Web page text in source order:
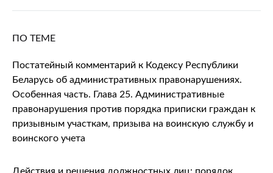
ПО ТЕМЕ
Постатейный комментарий к Кодексу Республики
Беларусь об административных правонарушениях.
Особенная часть. Глава 25. Административные
правонарушения против порядка приписки граждан к
призывным участкам, призыва на воинскую службу и
воинского учета